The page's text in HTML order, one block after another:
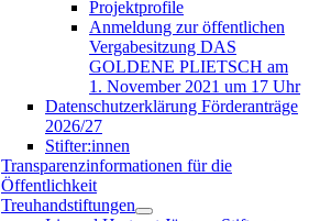
Projektprofile
Anmeldung zur öffentlichen
Vergabesitzung DAS
GOLDENE PLIETSCH am
1. November 2021 um 17 Uhr
Datenschutzerklärung Förderanträge
2026/27
Stifter:innen
Transparenzinformationen für die
Öffentlichkeit
Treuhandstiftungen